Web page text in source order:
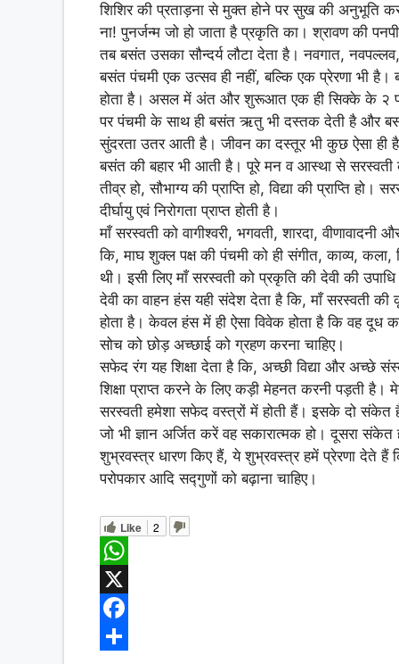
शिशिर की प्रताड़ना से मुक्त होने पर सुख की अनुभूति
ना! पुनर्जन्म जो हो जाता है प्रकृति का। श्रावण की
तब बसंत उसका सौन्दर्य लौटा देता है। नवगात,
बसंत पंचमी एक उत्सव ही नहीं, बल्कि एक प्रेरणा भी
होता है। असल में अंत और शुरूआत एक ही सिक्के के २
पर पंचमी के साथ ही बसंत ऋतु भी दस्तक देती है और
सुंदरता उतर आती है। जीवन का दस्तूर भी कुछ ऐसा ही
बसंत की बहार भी आती है। पूरे मन व आस्था से सरस्वती
तीव्र हो, सौभाग्य की प्राप्ति हो, विद्या की प्राप्ति
दीर्घायु एवं निरोगता प्राप्त होती है।
माँ सरस्वती को वागीश्वरी, भगवती, शारदा,
कि, माघ शुक्ल पक्ष की पंचमी को ही संगीत, काव्य,
थी। इसी लिए माँ सरस्वती को प्रकृति की देवी की उपाधि
देवी का वाहन हंस यही संदेश देता है कि, माँ सरस्वती की
होता है। केवल हंस में ही ऐसा विवेक होता है कि वह दूध
सोच को छोड़ अच्छाई को ग्रहण करना चाहिए।
सफेद रंग यह शिक्षा देता है कि, अच्छी विद्या और अच्छे
शिक्षा प्राप्त करने के लिए कड़ी मेहनत करनी पड़ती
सरस्वती हमेशा सफेद वस्त्रों में होती हैं। इसके दो संकेत हैं
जो भी ज्ञान अर्जित करें वह सकारात्मक हो। दूसरा
शुभ्रवस्त्र धारण किए हैं, ये शुभ्रवस्त्र हमें प्रेरणा देते हैं
परोपकार आदि सद्गुणों को बढ़ाना चाहिए।
Like 2
W
h
a
X
F